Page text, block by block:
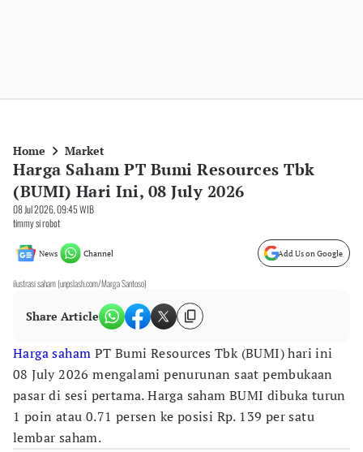
Home Market
Harga Saham PT Bumi Resources Tbk
(BUMI) Hari Ini, 08 July 2026
08 Jul 2026, 09:45 WIB
timmy si robot
News Channel Add Us on Google
ilustrasi saham (unpslash.com/Marga Santoso)
Share Article
Harga saham PT Bumi Resources Tbk (BUMI) hari ini
08 July 2026 mengalami penurunan saat pembukaan
pasar di sesi pertama. Harga saham BUMI dibuka turun
1 poin atau 0.71 persen ke posisi Rp. 139 per satu
lembar saham.